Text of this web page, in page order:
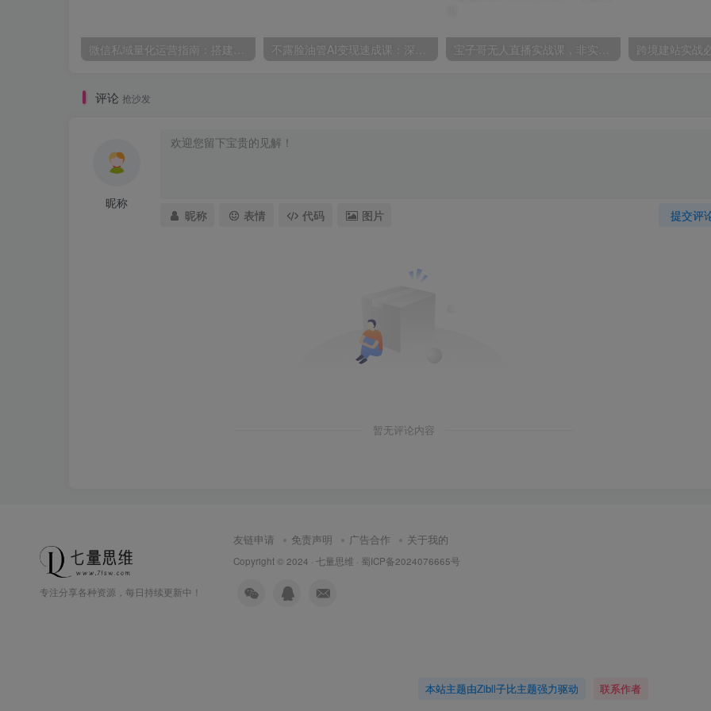
评论 抢沙发
昵称
提交评
昵称 表情 代码 图片
暂无评论内容
专注分享各种资源，每日持续更新中！
友链申请 免责声明 广告合作 关于我的
Copyright © 2024 · 七量思维 · 蜀ICP备2024076665号
本站主题由Zibll子比主题强力驱动 联系作者